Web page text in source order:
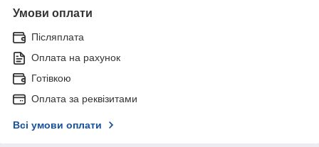
Умови оплати
Післяплата
Оплата на рахунок
Готівкою
Оплата за реквізитами
Всі умови оплати